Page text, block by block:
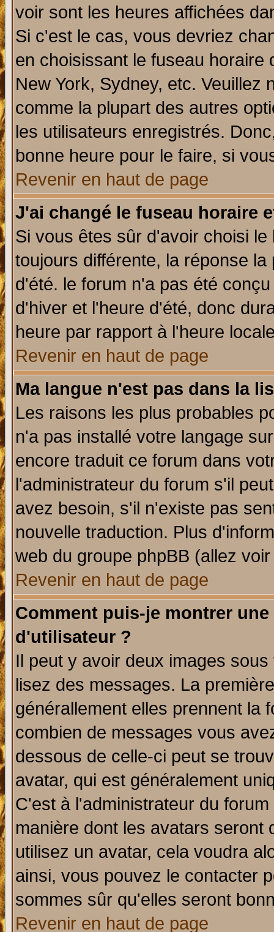
voir sont les heures affichées
Si c'est le cas, vous devriez
en choisissant le fuseau
New York, Sydney, etc. Veuillez
comme la plupart des autres
les utilisateurs enregistrés.
bonne heure pour le faire, si
Revenir en haut de page
J'ai changé le fuseau horaire
Si vous êtes sûr d'avoir choisi
toujours différente, la réponse
d'été. le forum n'a pas été
d'hiver et l'heure d'été, donc
heure par rapport à l'heure
Revenir en haut de page
Ma langue n'est pas dans la
Les raisons les plus probables
n'a pas installé votre langage
encore traduit ce forum dans
l'administrateur du forum s'il
avez besoin, s'il n'existe pas
nouvelle traduction. Plus
web du groupe phpBB (allez
Revenir en haut de page
Comment puis-je montrer
d'utilisateur ?
Il peut y avoir deux images
lisez des messages. La
générallement elles prennent la
combien de messages vous
dessous de celle-ci peut se
avatar, qui est généralement
C'est à l'administrateur du
manière dont les avatars seront
utilisez un avatar, cela voudra
ainsi, vous pouvez le contacter
sommes sûr qu'elles seront
Revenir en haut de page